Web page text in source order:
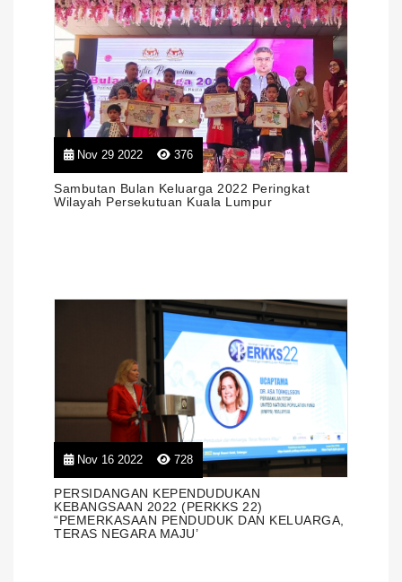
Nov 29 2022 376
Sambutan Bulan Keluarga 2022 Peringkat
Wilayah Persekutuan Kuala Lumpur
Nov 16 2022 728
PERSIDANGAN KEPENDUDUKAN
KEBANGSAAN 2022 (PERKKS 22)
“PEMERKASAAN PENDUDUK DAN KELUARGA,
TERAS NEGARA MAJU’